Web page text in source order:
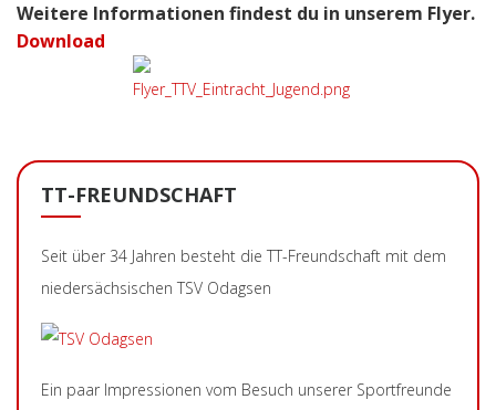
Weitere Informationen findest du in unserem Flyer.
Download
TT-FREUNDSCHAFT
Seit über 34 Jahren besteht die TT-Freundschaft mit dem
niedersächsischen TSV Odagsen
Ein paar Impressionen vom Besuch unserer Sportfreunde